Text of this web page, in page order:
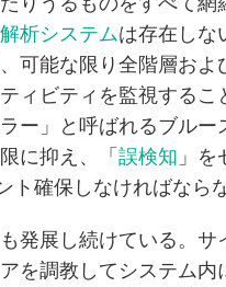
析システムは存在しな
可能な限り全階層お
ィビティを監視するこ
ー」と呼ばれるブル
に抑え、「 誤検知 」
ト確保しなければならな
発展し続けている。
を調教してシステム